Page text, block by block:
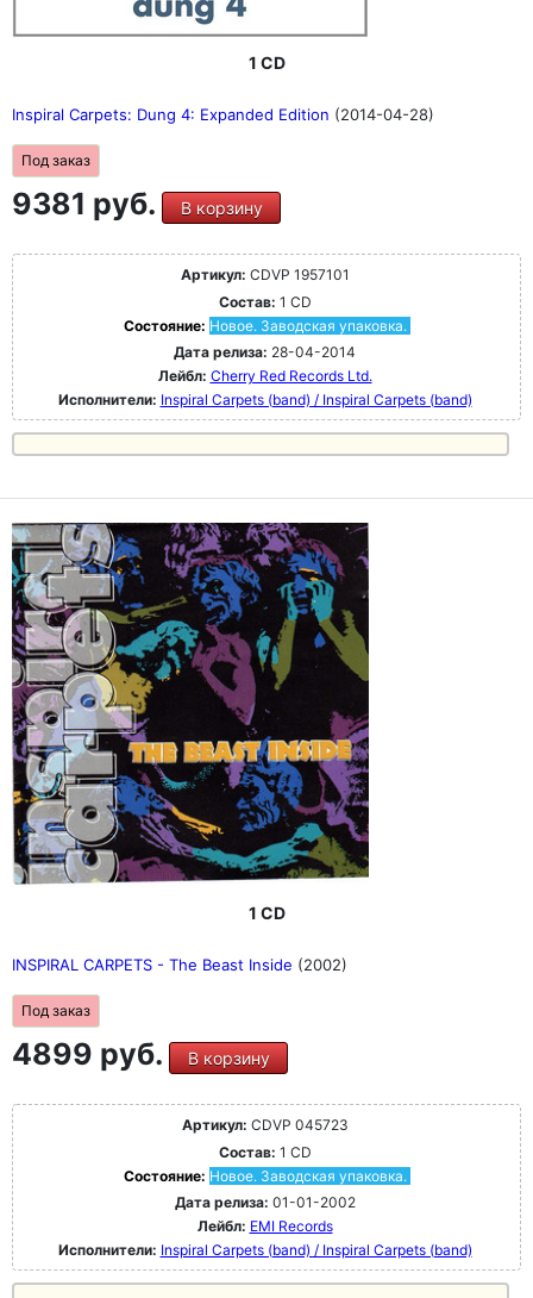
1 CD
Inspiral Carpets: Dung 4: Expanded Edition (2014-04-28)
Под заказ
9381 руб. В корзину
Артикул: CDVP 1957101
Состав: 1 CD
Состояние: Новое. Заводская упаковка.
Дата релиза: 28-04-2014
Лейбл: Cherry Red Records Ltd.
Исполнители: Inspiral Carpets (band) / Inspiral Carpets (band)
1 CD
INSPIRAL CARPETS - The Beast Inside (2002)
Под заказ
4899 руб. В корзину
Артикул: CDVP 045723
Состав: 1 CD
Состояние: Новое. Заводская упаковка.
Дата релиза: 01-01-2002
Лейбл: EMI Records
Исполнители: Inspiral Carpets (band) / Inspiral Carpets (band)